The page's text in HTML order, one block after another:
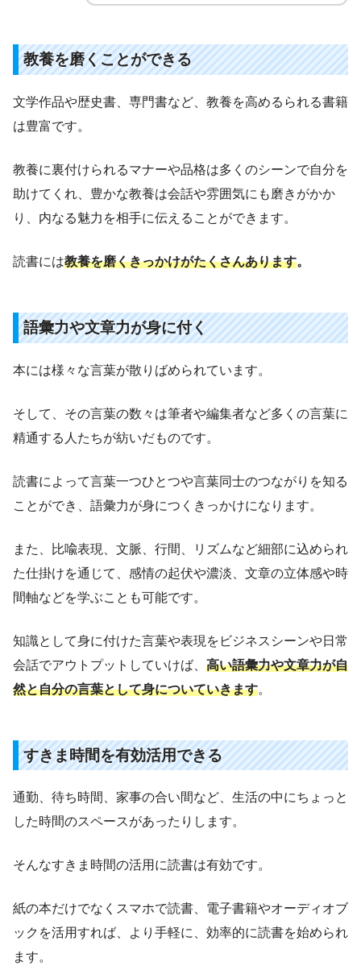
教養を磨くことができる
文学作品や歴史書、専門書など、教養を高めるられる書籍
は豊富です。
教養に裏付けられるマナーや品格は多くのシーンで自分を
助けてくれ、豊かな教養は会話や雰囲気にも磨きがかか
り、内なる魅力を相手に伝えることができます。
読書には教養を磨くきっかけがたくさんあります。
語彙力や文章力が身に付く
本には様々な言葉が散りばめられています。
そして、その言葉の数々は筆者や編集者など多くの言葉に
精通する人たちが紡いだものです。
読書によって言葉一つひとつや言葉同士のつながりを知る
ことができ、語彙力が身につくきっかけになります。
また、比喩表現、文脈、行間、リズムなど細部に込められ
た仕掛けを通じて、感情の起伏や濃淡、文章の立体感や時
間軸などを学ぶことも可能です。
知識として身に付けた言葉や表現をビジネスシーンや日常
会話でアウトプットしていけば、 高い語彙力や文章力が自
然と自分の言葉として身についていきます。
すきま時間を有効活用できる
通勤、待ち時間、家事の合い間など、生活の中にちょっと
した時間のスペースがあったりします。
そんなすきま時間の活用に読書は有効です。
紙の本だけでなくスマホで読書、電子書籍やオーディオブ
ックを活用すれば、より手軽に、効率的に読書を始められ
ます。